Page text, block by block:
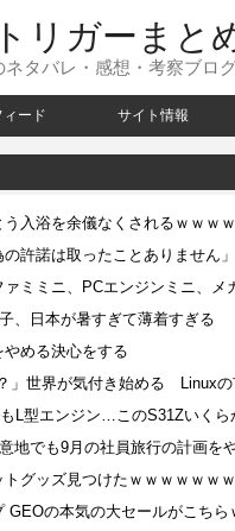
リガーまと
ネタバレ・感想・考察ブロ
ィード サイト情報